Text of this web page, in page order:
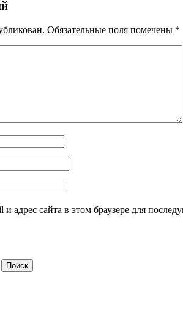
Обязательные поля помечены *
адрес сайта в этом браузере для
Поиск